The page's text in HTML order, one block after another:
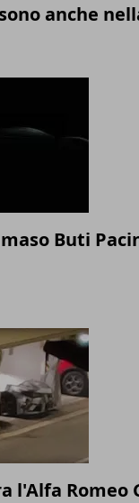
anche
Buti
l'Alfa Romeo